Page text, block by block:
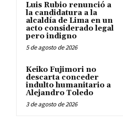
Luis Rubio renunció a
la candidatura a la
alcaldía de Lima en un
acto considerado legal
pero indigno
5 de agosto de 2026
Keiko Fujimori no
descarta conceder
indulto humanitario a
Alejandro Toledo
3 de agosto de 2026